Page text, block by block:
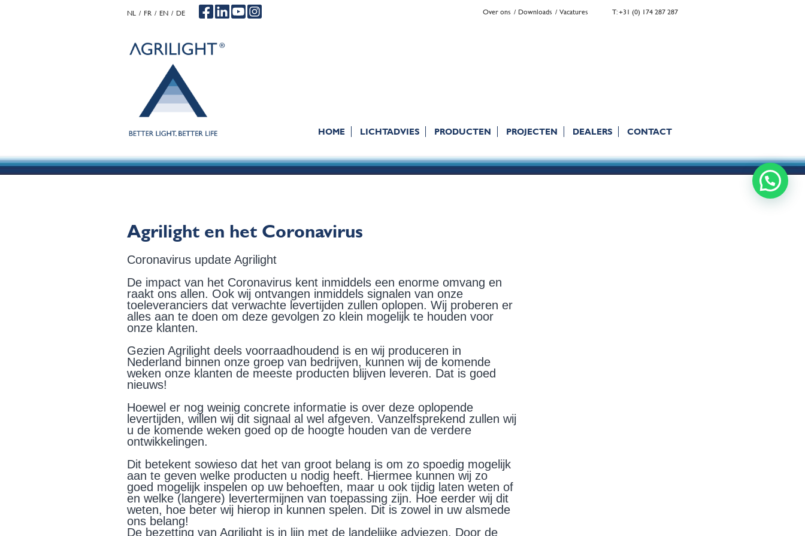
NL FR EN DE Over ons Downloads Vacatures T: +31 (0) 174 287 287
HOME LICHTADVIES PRODUCTEN PROJECTEN DEALERS CONTACT
Agrilight en het Coronavirus
Coronavirus update Agrilight
De impact van het Coronavirus kent inmiddels een enorme omvang en
raakt ons allen. Ook wij ontvangen inmiddels signalen van onze
toeleveranciers dat verwachte levertijden zullen oplopen. Wij proberen er
alles aan te doen om deze gevolgen zo klein mogelijk te houden voor
onze klanten.
Gezien Agrilight deels voorraadhoudend is en wij produceren in
Nederland binnen onze groep van bedrijven, kunnen wij de komende
weken onze klanten de meeste producten blijven leveren. Dat is goed
nieuws!
Hoewel er nog weinig concrete informatie is over deze oplopende
levertijden, willen wij dit signaal al wel afgeven. Vanzelfsprekend zullen wij
u de komende weken goed op de hoogte houden van de verdere
ontwikkelingen.
Dit betekent sowieso dat het van groot belang is om zo spoedig mogelijk
aan te geven welke producten u nodig heeft. Hiermee kunnen wij zo
goed mogelijk inspelen op uw behoeften, maar u ook tijdig laten weten of
en welke (langere) levertermijnen van toepassing zijn. Hoe eerder wij dit
weten, hoe beter wij hierop in kunnen spelen. Dit is zowel in uw alsmede
ons belang!
De bezetting van Agrilight is in lijn met de landelijke adviezen. Door de